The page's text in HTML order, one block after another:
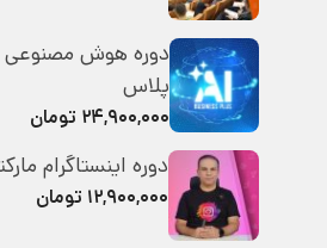
دوره هوش مصنوعی
پلاس
۲۴,۹۰۰,۰۰۰ تومان
دوره اینستاگرام
۱۲,۹۰۰,۰۰۰ تومان